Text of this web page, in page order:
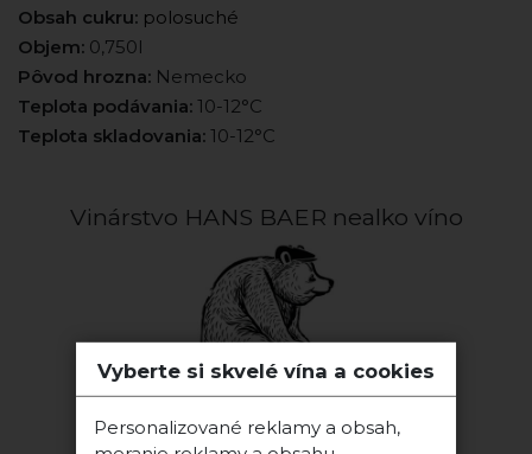
Obsah cukru: polosuché
Objem: 0,750l
Pôvod hrozna: Nemecko
Teplota podávania: 10-12°C
Teplota skladovania: 10-12°C
Vinárstvo HANS BAER nealko víno
Vyberte si skvelé vína a cookies
Personalizované reklamy a obsah,